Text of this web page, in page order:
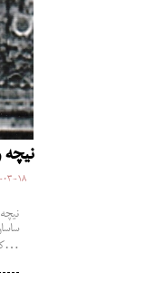
03-18
کمونیسم توضیح…